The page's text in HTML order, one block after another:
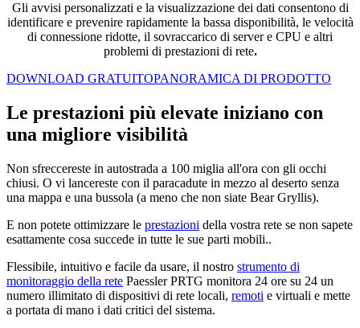
Gli avvisi personalizzati e la visualizzazione dei dati consentono di
identificare e prevenire rapidamente la bassa disponibilità, le velocità
di connessione ridotte, il sovraccarico di server e CPU e altri
problemi di prestazioni di rete.
DOWNLOAD GRATUITOPANORAMICA DI PRODOTTO
Le prestazioni più elevate iniziano con
una migliore visibilità
Non sfreccereste in autostrada a 100 miglia all'ora con gli occhi
chiusi. O vi lancereste con il paracadute in mezzo al deserto senza
una mappa e una bussola (a meno che non siate Bear Gryllis).
E non potete ottimizzare le prestazioni della vostra rete se non sapete
esattamente cosa succede in tutte le sue parti mobili..
Flessibile, intuitivo e facile da usare, il nostro strumento di
monitoraggio della rete Paessler PRTG monitora 24 ore su 24 un
numero illimitato di dispositivi di rete locali, remoti e virtuali e mette
a portata di mano i dati critici del sistema.